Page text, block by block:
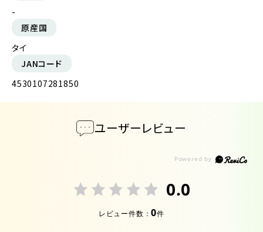
-
原産国
タイ
JANコード
4530107281850
ユーザーレビュー
0.0
レビュー件数：0件